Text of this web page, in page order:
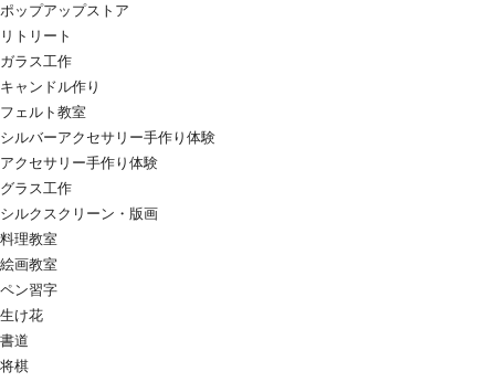
ポップアップストア
リトリート
ガラス工作
キャンドル作り
フェルト教室
シルバーアクセサリー手作り体験
アクセサリー手作り体験
グラス工作
シルクスクリーン・版画
料理教室
絵画教室
ペン習字
生け花
書道
将棋